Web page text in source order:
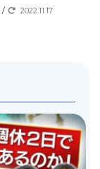
/ 2022.11.17